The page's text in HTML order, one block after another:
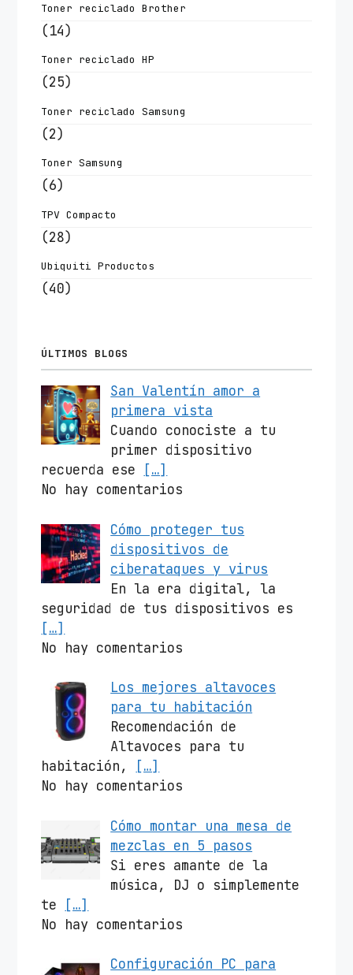
Toner reciclado Brother
(14)
Toner reciclado HP
(25)
Toner reciclado Samsung
(2)
Toner Samsung
(6)
TPV Compacto
(28)
Ubiquiti Productos
(40)
ÚLTIMOS BLOGS
San Valentín amor a
primera vista
Cuando conociste a tu
primer dispositivo
recuerda ese
[…]
No hay comentarios
Cómo proteger tus
dispositivos de
ciberataques y virus
En la era digital, la
seguridad de tus dispositivos es
[…]
No hay comentarios
Los mejores altavoces
para tu habitación
Recomendación de
Altavoces para tu
habitación,
[…]
No hay comentarios
Cómo montar una mesa de
mezclas en 5 pasos
Si eres amante de la
música, DJ o simplemente
te
[…]
No hay comentarios
Configuración PC para